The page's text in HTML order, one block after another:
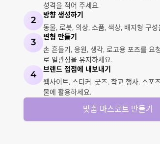
성격을 적어 주세요.
2
방향 생성하기
동물, 로봇, 의상, 소품, 색상, 배지형 구
3
변형 만들기
손 흔들기, 응원, 생각, 로고용 포즈를 요
로 일관성을 유지하세요.
4
브랜드 접점에 내보내기
웹사이트, 스티커, 굿즈, 학교 행사, 스포
물에 활용하세요.
맞춤 마스코트 만들기